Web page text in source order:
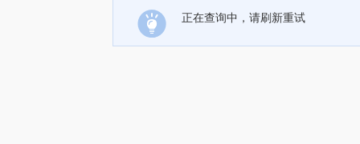
正在查询中，请刷新重试